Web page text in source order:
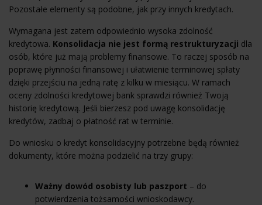
Pozostałe elementy są podobne, jak przy innych kredytach.
Wymagana jest zatem odpowiednio wysoka zdolność
kredytowa. Konsolidacja nie jest formą restrukturyzacji dla
osób, które już mają problemy finansowe. To raczej sposób na
poprawę płynności finansowej i ułatwienie terminowej spłaty
dzięki przejściu na jedną ratę z kilku w miesiącu. W ramach
oceny zdolności kredytowej bank sprawdzi również Twoją
historię kredytową. Jeśli bierzesz pod uwagę konsolidację
kredytów, zadbaj o płatność rat w terminie.
Do wniosku o kredyt konsolidacyjny potrzebne będą również
dokumenty, które można podzielić na trzy grupy:
Ważny dowód osobisty lub paszport – do
potwierdzenia tożsamości wnioskodawcy.